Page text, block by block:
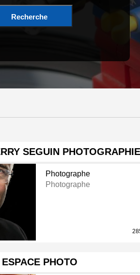
Recherche
SEGUIN PHOTOGRAPHIE
Photographe
Photographe
ESPACE PHOTO